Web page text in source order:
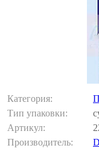
Категория:
Тип упаковки:
Артикул:
Производитель: